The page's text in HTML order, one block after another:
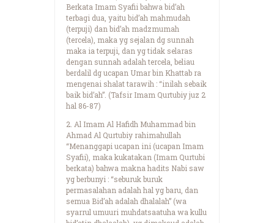
Berkata Imam Syafii bahwa bid’ah
terbagi dua, yaitu bid’ah mahmudah
(terpuji) dan bid’ah madzmumah
(tercela), maka yg sejalan dg sunnah
maka ia terpuji, dan yg tidak selaras
dengan sunnah adalah tercela, beliau
berdalil dg ucapan Umar bin Khattab ra
mengenai shalat tarawih : “inilah sebaik
baik bid’ah”. (Tafsir Imam Qurtubiy juz 2
hal 86-87)
2. Al Imam Al Hafidh Muhammad bin
Ahmad Al Qurtubiy rahimahullah
“Menanggapi ucapan ini (ucapan Imam
Syafii), maka kukatakan (Imam Qurtubi
berkata) bahwa makna hadits Nabi saw
yg berbunyi : “seburuk buruk
permasalahan adalah hal yg baru, dan
semua Bid’ah adalah dhalalah” (wa
syarrul umuuri muhdatsaatuha wa kullu